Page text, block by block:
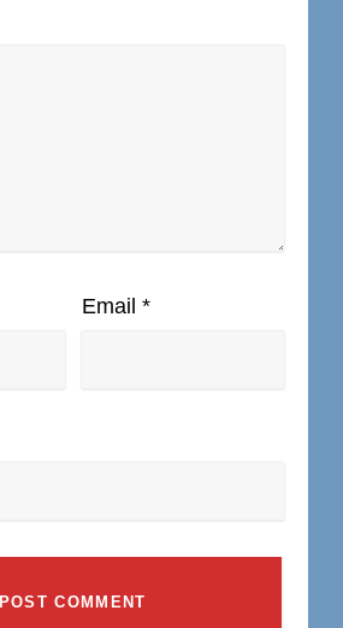
Email *